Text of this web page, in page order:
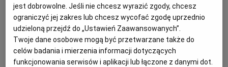
TRÓJMIASTO
WAŁBRZYCH
półtora litra bulionu warzywnego
upieczone udko kurczaka
2 żółtka
łyżeczka marynowanego czerwonego pieprzu
jest dobrowolne. Jeśli nie chcesz wyrazić zgody, chcesz
ograniczyć jej zakres lub chcesz wycofać zgodę uprzednio
udzieloną przejdź do „Ustawień Zaawansowanych”.
Twoje dane osobowe mogą być przetwarzane także do
celów badania i mierzenia informacji dotyczących
funkcjonowania serwisów i aplikacji lub łączone z danymi dot.